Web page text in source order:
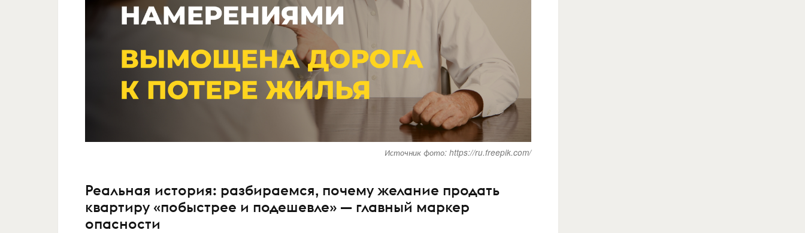
Источник фото: https://ru.freepik.com/
Реальная история: разбираемся, почему желание продать
квартиру «побыстрее и подешевле» — главный маркер
опасности